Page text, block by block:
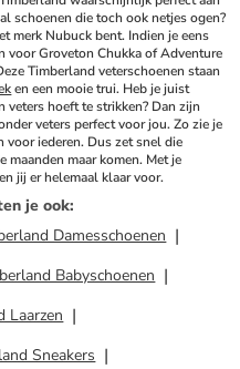
schoenen die toch ook netjes ogen?
merk Nubuck bent. Indien je eens
voor Groveton Chukka of Adventure
Timberland veterschoenen staan
en een mooie trui. Heb je juist
veters hoeft te strikken? Dan zijn
veters perfect voor jou. Zo zie je
maanden maar komen. Met je
jij er helemaal klaar voor.
je ook:
Damesschoenen
Babyschoenen
Laarzen
Sneakers